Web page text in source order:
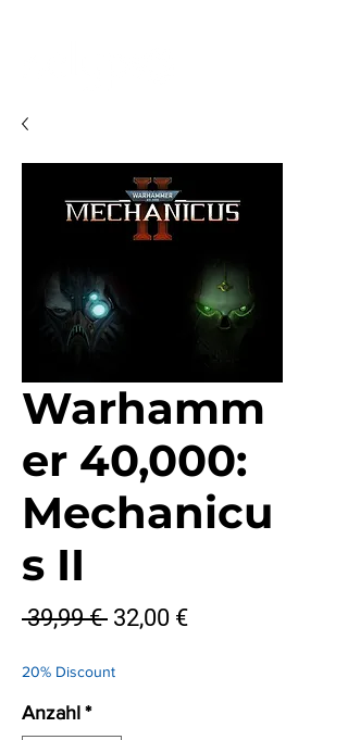
Warhamm
er 40,000:
Mechanicu
s II
39,99 € Standardpreis
32,00 €Sale-
20% Discount
Anzahl *